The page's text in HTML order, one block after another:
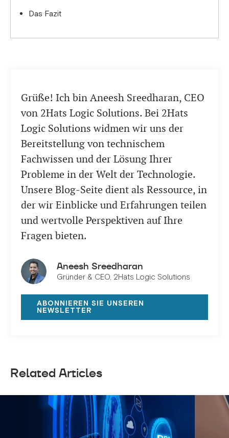
Das Fazit
Grüße! Ich bin Aneesh Sreedharan, CEO
von 2Hats Logic Solutions. Bei 2Hats
Logic Solutions widmen wir uns der
Bereitstellung von technischem
Fachwissen und der Lösung Ihrer
Probleme in der Welt der Technologie.
Unsere Blog-Seite dient als Ressource, in
der wir Einblicke und Erfahrungen teilen
und wertvolle Perspektiven auf Ihre
Fragen bieten.
Aneesh Sreedharan
Gründer & CEO, 2Hats Logic Solutions
ABONNIEREN SIE UNSEREN
NEWSLETTER
Related Articles